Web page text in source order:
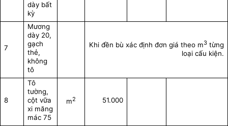
dày bất
kỳ
7
Mương
dày 20,
gạch
thẻ,
không
tô
Khi đền bù xác định đơn giá theo m3từng
loại cấu kiện.
8
Tô
tường,
cột vữa
xi măng
mác 75
m2 51.000